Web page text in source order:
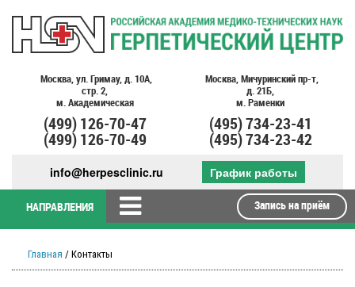
Москва, ул. Гримау, д. 10А,
стр. 2,
м. Академическая
(499)126-70-47
(499)126-70-49
Москва, Мичуринский пр-т,
д. 21Б,
м. Раменки
(495)734-23-41
(495)734-23-42
info@herpesclinic.ru График работы
НАПРАВЛЕНИЯ Запись на приём
Главная / Контакты